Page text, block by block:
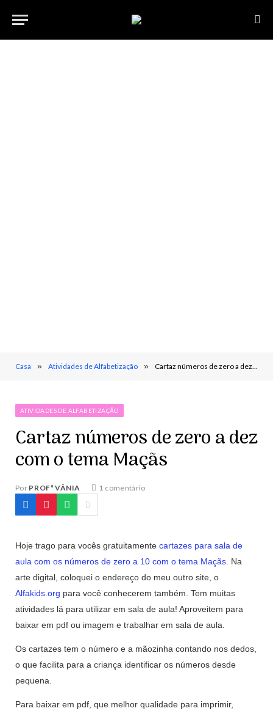
Casa » Atividades de Alfabetização » Cartaz números de zero a dez com o tema Maçãs
ATIVIDADES DE ALFABETIZAÇÃO
Cartaz números de zero a dez
com o tema Maçãs
Por PROFª VÂNIA 1 comentário
Hoje trago para vocês gratuitamente cartazes para sala de
aula com os números de zero a 10 com o tema Maçãs . Na
arte digital, coloquei o endereço do meu outro site, o
Alfakids.org para você conhecerem também. Tem muitas
atividades lá para utilizar em sala de aula! Aproveitem para
baixar em pdf ou imagem e trabalhar em sala de aula.
Os cartazes tem o número e a mãozinha contando nos dedos,
o que facilita para a criança identificar os números desde
pequena.
Para baixar em pdf, que melhor qualidade para imprimir,